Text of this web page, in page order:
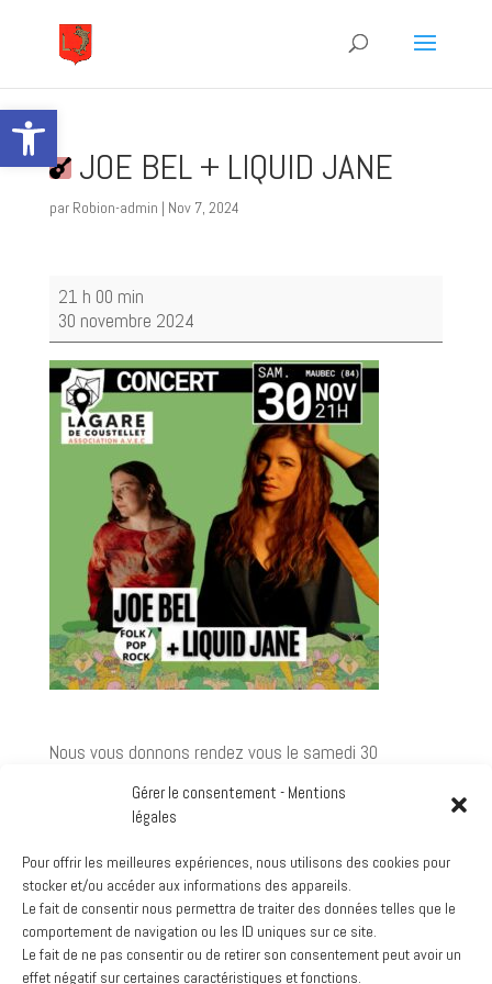
Ouvrir la barre d’outils
Gérer le consentement - Mentions
légales
Pour offrir les meilleures expériences, nous utilisons des cookies pour
stocker et/ou accéder aux informations des appareils.
Le fait de consentir nous permettra de traiter des données telles que le
comportement de navigation ou les ID uniques sur ce site.
Le fait de ne pas consentir ou de retirer son consentement peut avoir un
effet négatif sur certaines caractéristiques et fonctions.
JOE BEL + LIQUID JANE
par Robion-admin | Nov 7, 2024
JOE
BEL
LIQUID
JANE
21 h 00 min
30 novembre 2024
Nous vous donnons rendez vous le samedi 30
album "Family Tree" . Mêlant folk et influences
méditerranéennes en anglais, français et ladino.
intimes, inspirées de King Krule et Sharon Jones.
Google
Voir le calendrier complet